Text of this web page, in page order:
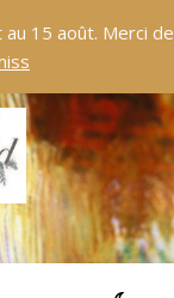
15 août. Merci de